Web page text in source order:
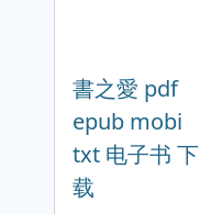
書之愛 pdf
epub mobi
txt 电子书 下
载